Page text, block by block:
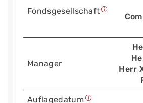
Fonds­gesellschaft
Manager
Herr
Auflage­datum